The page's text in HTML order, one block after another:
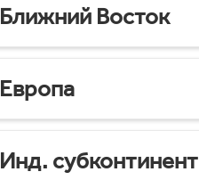
Ближний Восток
Европа
Инд. субконтинент